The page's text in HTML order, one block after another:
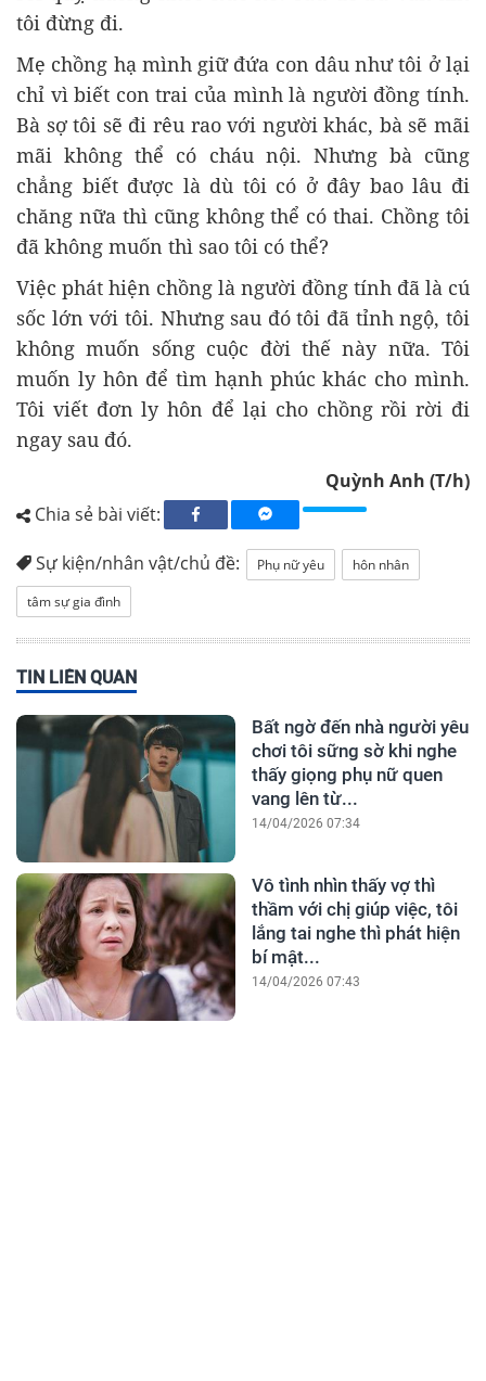
tôi đừng đi.
Mẹ chồng hạ mình giữ đứa con dâu như tôi ở lại
chỉ vì biết con trai của mình là người đồng tính.
Bà sợ tôi sẽ đi rêu rao với người khác, bà sẽ mãi
mãi không thể có cháu nội. Nhưng bà cũng
chẳng biết được là dù tôi có ở đây bao lâu đi
chăng nữa thì cũng không thể có thai. Chồng tôi
đã không muốn thì sao tôi có thể?
Việc phát hiện chồng là người đồng tính đã là cú
sốc lớn với tôi. Nhưng sau đó tôi đã tỉnh ngộ, tôi
không muốn sống cuộc đời thế này nữa. Tôi
muốn ly hôn để tìm hạnh phúc khác cho mình.
Tôi viết đơn ly hôn để lại cho chồng rồi rời đi
ngay sau đó.
Quỳnh Anh (T/h)
Chia sẻ bài viết:
Sự kiện/nhân vật/chủ đề: Phụ nữ yêu
hôn nhân
tâm sự gia đình
TIN LIÊN QUAN
Bất ngờ đến nhà người yêu
chơi tôi sững sờ khi nghe
thấy giọng phụ nữ quen
vang lên từ...
14/04/2026 07:34
Vô tình nhìn thấy vợ thì
thầm với chị giúp việc, tôi
lắng tai nghe thì phát hiện
bí mật...
14/04/2026 07:43